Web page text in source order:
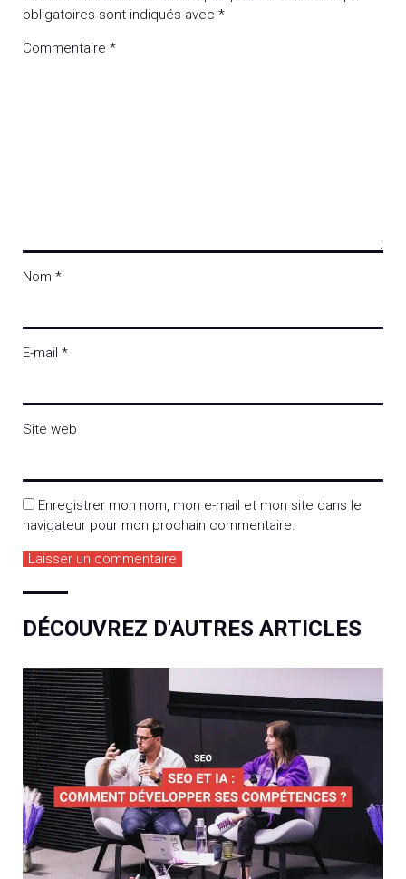
obligatoires sont indiqués avec *
Commentaire *
Nom *
E-mail *
Site web
Enregistrer mon nom, mon e-mail et mon site dans le
navigateur pour mon prochain commentaire.
DÉCOUVREZ D'AUTRES ARTICLES